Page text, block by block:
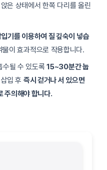
은 상태에서 한쪽 다리를 올린
기를 이용하여 질 깊숙이 넣습
이 효과적으로 작용합니다.
수될 수 있도록15~30분간 눕
삽입 후 즉시 걷거나 서 있으면
주의해야 합니다.